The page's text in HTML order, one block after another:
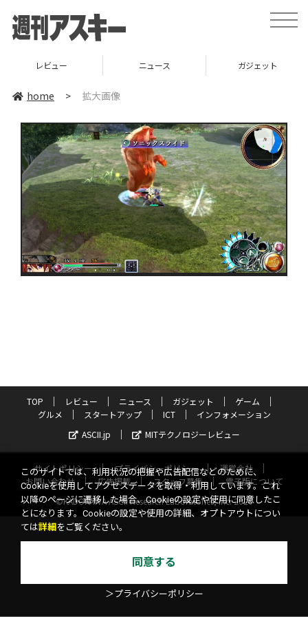
toggle
レビュー ニュース ガジェット
home > 拡大画像
TOP レビュー ニュース ガジェット
ゲーム
グルメ
スタートアップ ICT
インフォメーション
ASCII.jp
MITテクノロジーレビュー
サイトポリシー プライバシーポリシー
運営会社
お問い合わせ
広告掲載 スタッフ募集
電子版について
©KADOKAWA ASCII Research Laboratories, Inc. 2026
このサイトでは、利用状況の把握や広告配信などのために、
Cookieを使用してアクセスデータを取得・利用しています。これ
以降のページに遷移した場合、Cookieの設定や使用に同意したこ
とになります。Cookieの設定や使用の詳細、オプトアウトについ
ては詳細 をご覧ください。
同意する
＞プライバシーポリシー